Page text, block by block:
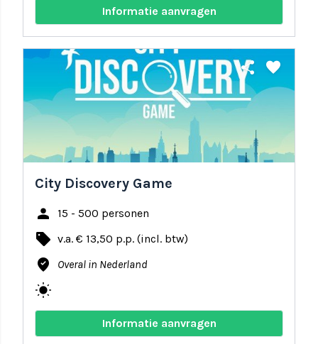
Informatie aanvragen
share favorite
City Discovery Game
person 15 - 500 personen
local_offer v.a. € 13,50 p.p. (incl. btw)
where_to_vote Overal in Nederland
wb_sunny
Informatie aanvragen